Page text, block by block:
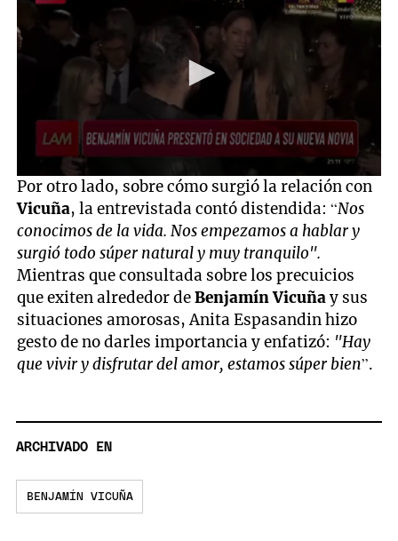
0
seconds
of
2
minutes,
31
seconds
Por otro lado, sobre cómo surgió la relación con
Vicuña, la entrevistada contó distendida: “Nos
conocimos de la vida. Nos empezamos a hablar y
surgió todo súper natural y muy tranquilo".
Mientras que consultada sobre los precuicios
que exiten alrededor deBenjamín Vicuñay sus
situaciones amorosas, Anita Espasandin hizo
gesto de no darles importancia y enfatizó: "Hay
que vivir y disfrutar del amor, estamos súper bien”.
ARCHIVADO EN
BENJAMÍN VICUÑA